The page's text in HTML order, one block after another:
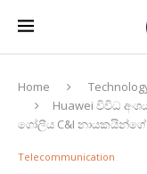
Home
Huawei විවිධ
ගෝලීය C&I
Telecommunication